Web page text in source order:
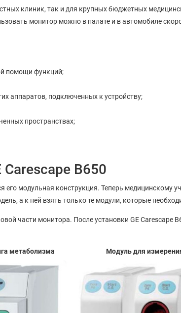
клиник, так и для крупных бюджетных
монитор можно в палате и в автомобиле
помощи функций;
аппаратов, подключенных к устройству;
пространствах;
B650
его модульная конструкция. Теперь
а к ней взять только те модули, которые
части монитора. После установки GE Carescape
метаболизма Модуль для